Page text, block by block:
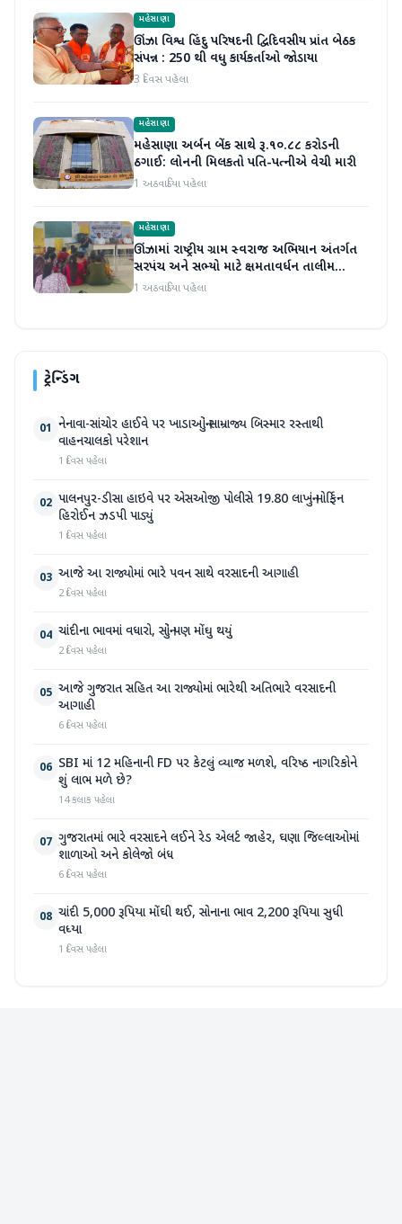
મહેસાણા
ઊંઝા વિશ્વ હિંદુ પરિષદની દ્વિદિવસીય પ્રાંત બેઠક
સંપન્ન : 250 થી વધુ કાર્યકર્તાઓ જોડાયા
3 દિવસ પહેલા
મહેસાણા
મહેસાણા અર્બન બેંક સાથે રૂ.૧૦.૮૮ કરોડની
ઠગાઈ: લોનની મિલકતો પતિ-પત્નીએ વેચી મારી
1 અઠવાડિયા પહેલા
મહેસાણા
ઊંઝામાં રાષ્ટ્રીય ગ્રામ સ્વરાજ અભિયાન અંતર્ગત
સરપંચ અને સભ્યો માટે ક્ષમતાવર્ધન તાલીમ
યોજાઈ
1 અઠવાડિયા પહેલા
ટ્રેન્ડિંગ
01 નેનાવા-સાંચોર હાઈવે પર ખાડાઓનું સામ્રાજ્ય બિસ્માર રસ્તાથી
વાહનચાલકો પરેશાન
1 દિવસ પહેલા
02 પાલનપુર-ડીસા હાઇવે પર એસઓજી પોલીસે 19.80 લાખનું મોર્ફિન
હિરોઈન ઝડપી પાડ્યું
1 દિવસ પહેલા
03 આજે આ રાજ્યોમાં ભારે પવન સાથે વરસાદની આગાહી
2 દિવસ પહેલા
04 ચાંદીના ભાવમાં વધારો, સોનું પણ મોંઘુ થયું
2 દિવસ પહેલા
05 આજે ગુજરાત સહિત આ રાજ્યોમાં ભારેથી અતિભારે વરસાદની
આગાહી
6 દિવસ પહેલા
06 SBI માં 12 મહિનાની FD પર કેટલું વ્યાજ મળશે, વરિષ્ઠ નાગરિકોને
શું લાભ મળે છે?
14 કલાક પહેલા
07 ગુજરાતમાં ભારે વરસાદને લઈને રેડ એલર્ટ જાહેર, ઘણા જિલ્લાઓમાં
શાળાઓ અને કોલેજો બંધ
6 દિવસ પહેલા
08 ચાંદી 5,000 રૂપિયા મોંઘી થઈ, સોનાના ભાવ 2,200 રૂપિયા સુધી
વધ્યા
1 દિવસ પહેલા